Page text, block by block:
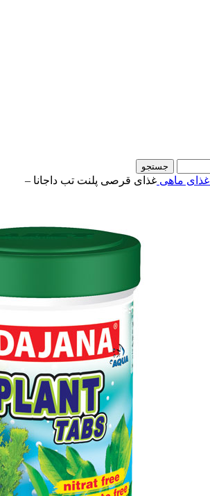
جستجو
غذای ماهی غذای قرصی پلنت تب داجانا –